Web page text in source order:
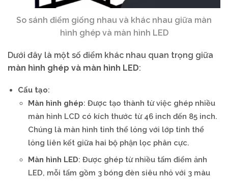
So sánh điểm giống nhau và khác nhau giữa màn
hình ghép và màn hình LED
Dưới đây là một số điểm khác nhau quan trọng giữa
màn hình ghép và màn hình LED:
Cấu tạo:
Màn hình ghép: Được tạo thành từ việc ghép nhiều
màn hình LCD có kích thước từ 46 inch đến 85 inch.
Chúng là màn hình tinh thể lỏng với lớp tinh thể
lỏng liên kết giữa hai bộ phận lọc phân cực.
Màn hình LED: Được ghép từ nhiều tấm điểm ảnh
LED, mỗi tấm gồm 3 bóng đèn siêu nhỏ với 3 màu